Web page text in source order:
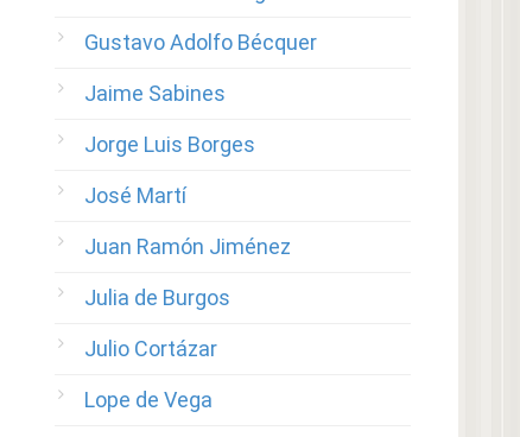
Gustavo Adolfo Bécquer
Jaime Sabines
Jorge Luis Borges
José Martí
Juan Ramón Jiménez
Julia de Burgos
Julio Cortázar
Lope de Vega